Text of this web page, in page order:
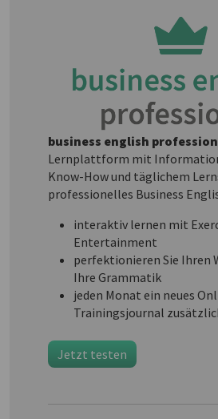
business english
Lernplattform mit
Know-How und täglichem
professionelles Business
interaktiv lernen mit
Entertainment
perfektionieren Sie Ihren
Ihre Grammatik
jeden Monat ein neues
Trainingsjournal
Jetzt testen